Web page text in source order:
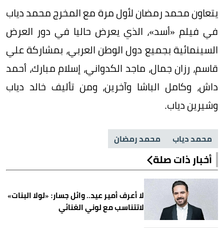
يتعاون محمد رمضان لأول مرة مع المخرج محمد دياب
في فيلم «أسد»، الذي يعرض حاليا في دور العرض
السينمائية بجميع دول الوطن العربي، بمشاركة علي
قاسم، رزان جمال، ماجد الكدواني، إسلام مبارك، أحمد
داش، وكامل الباشا وآخرين، ومن تأليف خالد دياب
وشيرين دياب.
محمد دياب محمد رمضان
أخبار ذات صلة
لا أعرف أمير عيد.. وائل جسار: «لولا البنات»
لاتتناسب مع لوني الغنائي